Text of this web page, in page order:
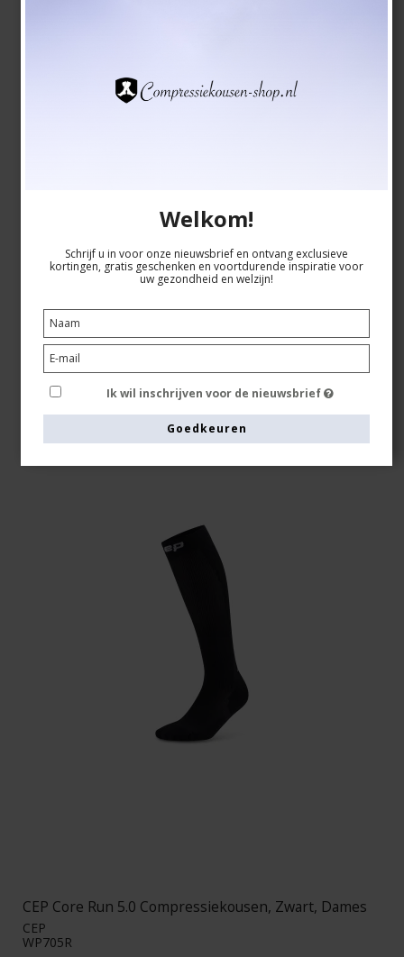
Bekijk hier de maattabel
EUR 49,00
Toon artikel
CEP Core Run 5.0 Compressiekousen, Zwart, Dames
CEP
WP705R
Welkom!
Schrijf u in voor onze nieuwsbrief en ontvang exclusieve
kortingen, gratis geschenken en voortdurende inspiratie voor
uw gezondheid en welzijn!
Ik wil inschrijven voor de nieuwsbrief
Goedkeuren